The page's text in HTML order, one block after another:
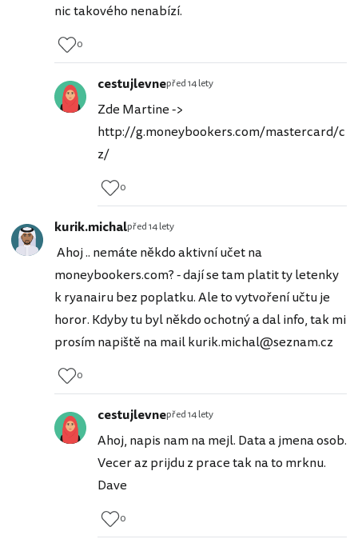
nic takového nenabízí.
0
cestujlevnepřed 14 lety
Zde Martine ->
http://g.moneybookers.com/mastercard/c
z/
0
kurik.michalpřed 14 lety
Ahoj .. nemáte někdo aktivní učet na
moneybookers.com? - dají se tam platit ty letenky
k ryanairu bez poplatku. Ale to vytvoření učtu je
horor. Kdyby tu byl někdo ochotný a dal info, tak mi
prosím napiště na mail kurik.michal@seznam.cz
0
cestujlevnepřed 14 lety
Ahoj, napis nam na mejl. Data a jmena osob.
Vecer az prijdu z prace tak na to mrknu.
Dave
0